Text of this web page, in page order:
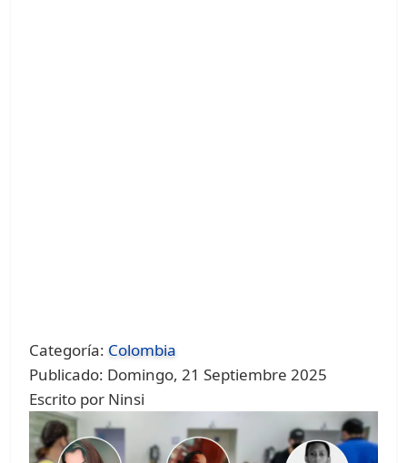
Categoría: Colombia
Publicado: Domingo, 21 Septiembre 2025
Escrito por Ninsi